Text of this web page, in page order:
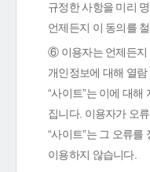
규정한 사항을 미리
언제든지 이 동의를
⑥ 이용자는 언제든지
개인정보에 대해 열
“사이트”는 이에 대
집니다. 이용자가 오
“사이트”는 그 오류
이용하지 않습니다.